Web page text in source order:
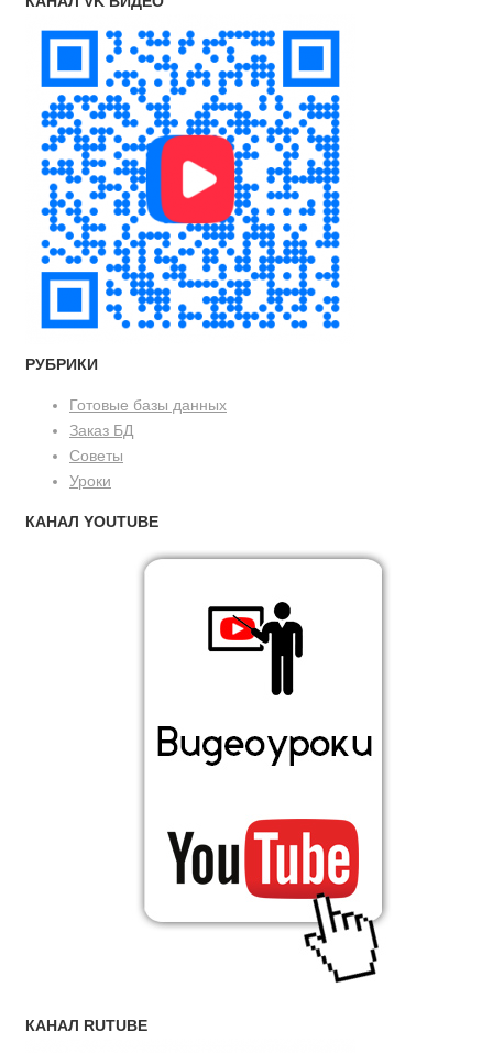
РУБРИКИ
Готовые базы данных
Заказ БД
Советы
Уроки
КАНАЛ YOUTUBE
КАНАЛ RUTUBE